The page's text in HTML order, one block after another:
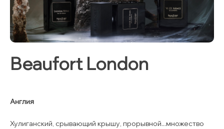
Beaufort London
Англия
Хулиганский, срывающий крышу, прорывной...множество